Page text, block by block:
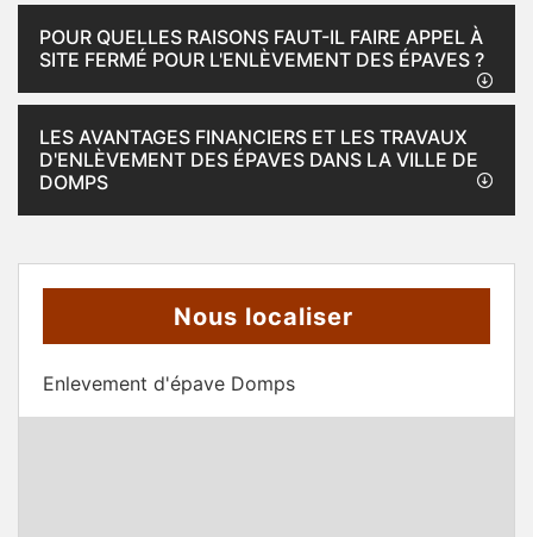
POUR QUELLES RAISONS FAUT-IL FAIRE APPEL À
SITE FERMÉ POUR L'ENLÈVEMENT DES ÉPAVES ?
LES AVANTAGES FINANCIERS ET LES TRAVAUX
D'ENLÈVEMENT DES ÉPAVES DANS LA VILLE DE
DOMPS
Nous localiser
Enlevement d'épave Domps